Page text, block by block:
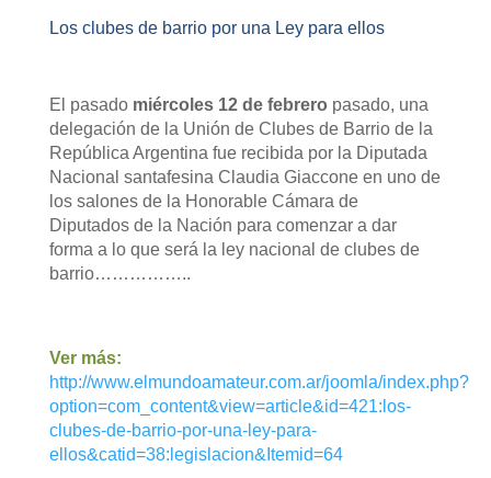
Los clubes de barrio por una Ley para ellos
El pasado miércoles 12 de febrero pasado, una
delegación de la Unión de Clubes de Barrio de la
República Argentina fue recibida por la Diputada
Nacional santafesina Claudia Giaccone en uno de
los salones de la Honorable Cámara de
Diputados de la Nación para comenzar a dar
forma a lo que será la ley nacional de clubes de
barrio……………..
Ver más:
http://www.elmundoamateur.com.ar/joomla/index.php?
option=com_content&view=article&id=421:los-
clubes-de-barrio-por-una-ley-para-
ellos&catid=38:legislacion&Itemid=64